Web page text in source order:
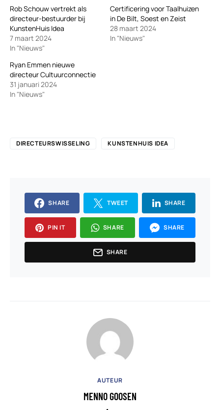
Rob Schouw vertrekt als
directeur-bestuurder bij
KunstenHuis Idea
7 maart 2024
In "Nieuws"
Certificering voor Taalhuizen
in De Bilt, Soest en Zeist
28 maart 2024
In "Nieuws"
Ryan Emmen nieuwe
directeur Cultuurconnectie
31 januari 2024
In "Nieuws"
DIRECTEURSWISSELING KUNSTENHUIS IDEA
SHARE TWEET SHARE
PIN IT SHARE SHARE
SHARE
AUTEUR
MENNO GOOSEN